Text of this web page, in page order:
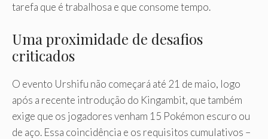
tarefa que é trabalhosa e que consome tempo.
Uma proximidade de desafios
criticados
O evento Urshifu não começará até 21 de maio, logo
após a recente introdução do Kingambit, que também
exige que os jogadores venham 15 Pokémon escuro ou
de aço. Essa coincidência e os requisitos cumulativos –